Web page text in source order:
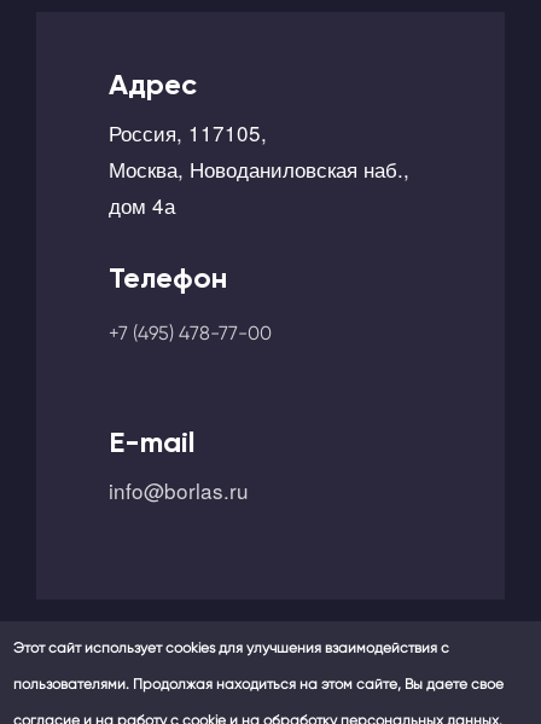
Адрес
Россия, 117105,
Москва, Новоданиловская наб.,
дом 4а
Телефон
+7 (495) 478-77-00
E-mail
info@borlas.ru
Мы в социальных сетях -
Этот сайт использует cookies для улучшения взаимодействия с
пользователями. Продолжая находиться на этом сайте, Вы даете свое
согласие и на работу с cookie и на обработку персональных данных.